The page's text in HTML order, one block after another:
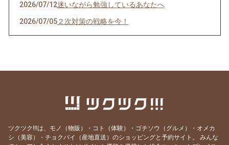
2026/07/12迷いながら勉強しているあなたへ
2026/07/05２次対策の戦略を今！
2026/06/28マスクの副作用
2026/06/21新講座３つ、公開しました！
事例が迷子になる理由はSWOTにあり
2026/05/24不足の時代を生き抜く“無形の力”
ツクツク!!!は、モノ（物販）・コト（体験）・ゴチソウ（グルメ）・オメカ
シ（美容）・チョクバイ（産地直送）のショッピングと予約サイト。
みんな